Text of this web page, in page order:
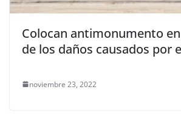
Colocan antimonumento
de los daños causados por
noviembre 23, 2022